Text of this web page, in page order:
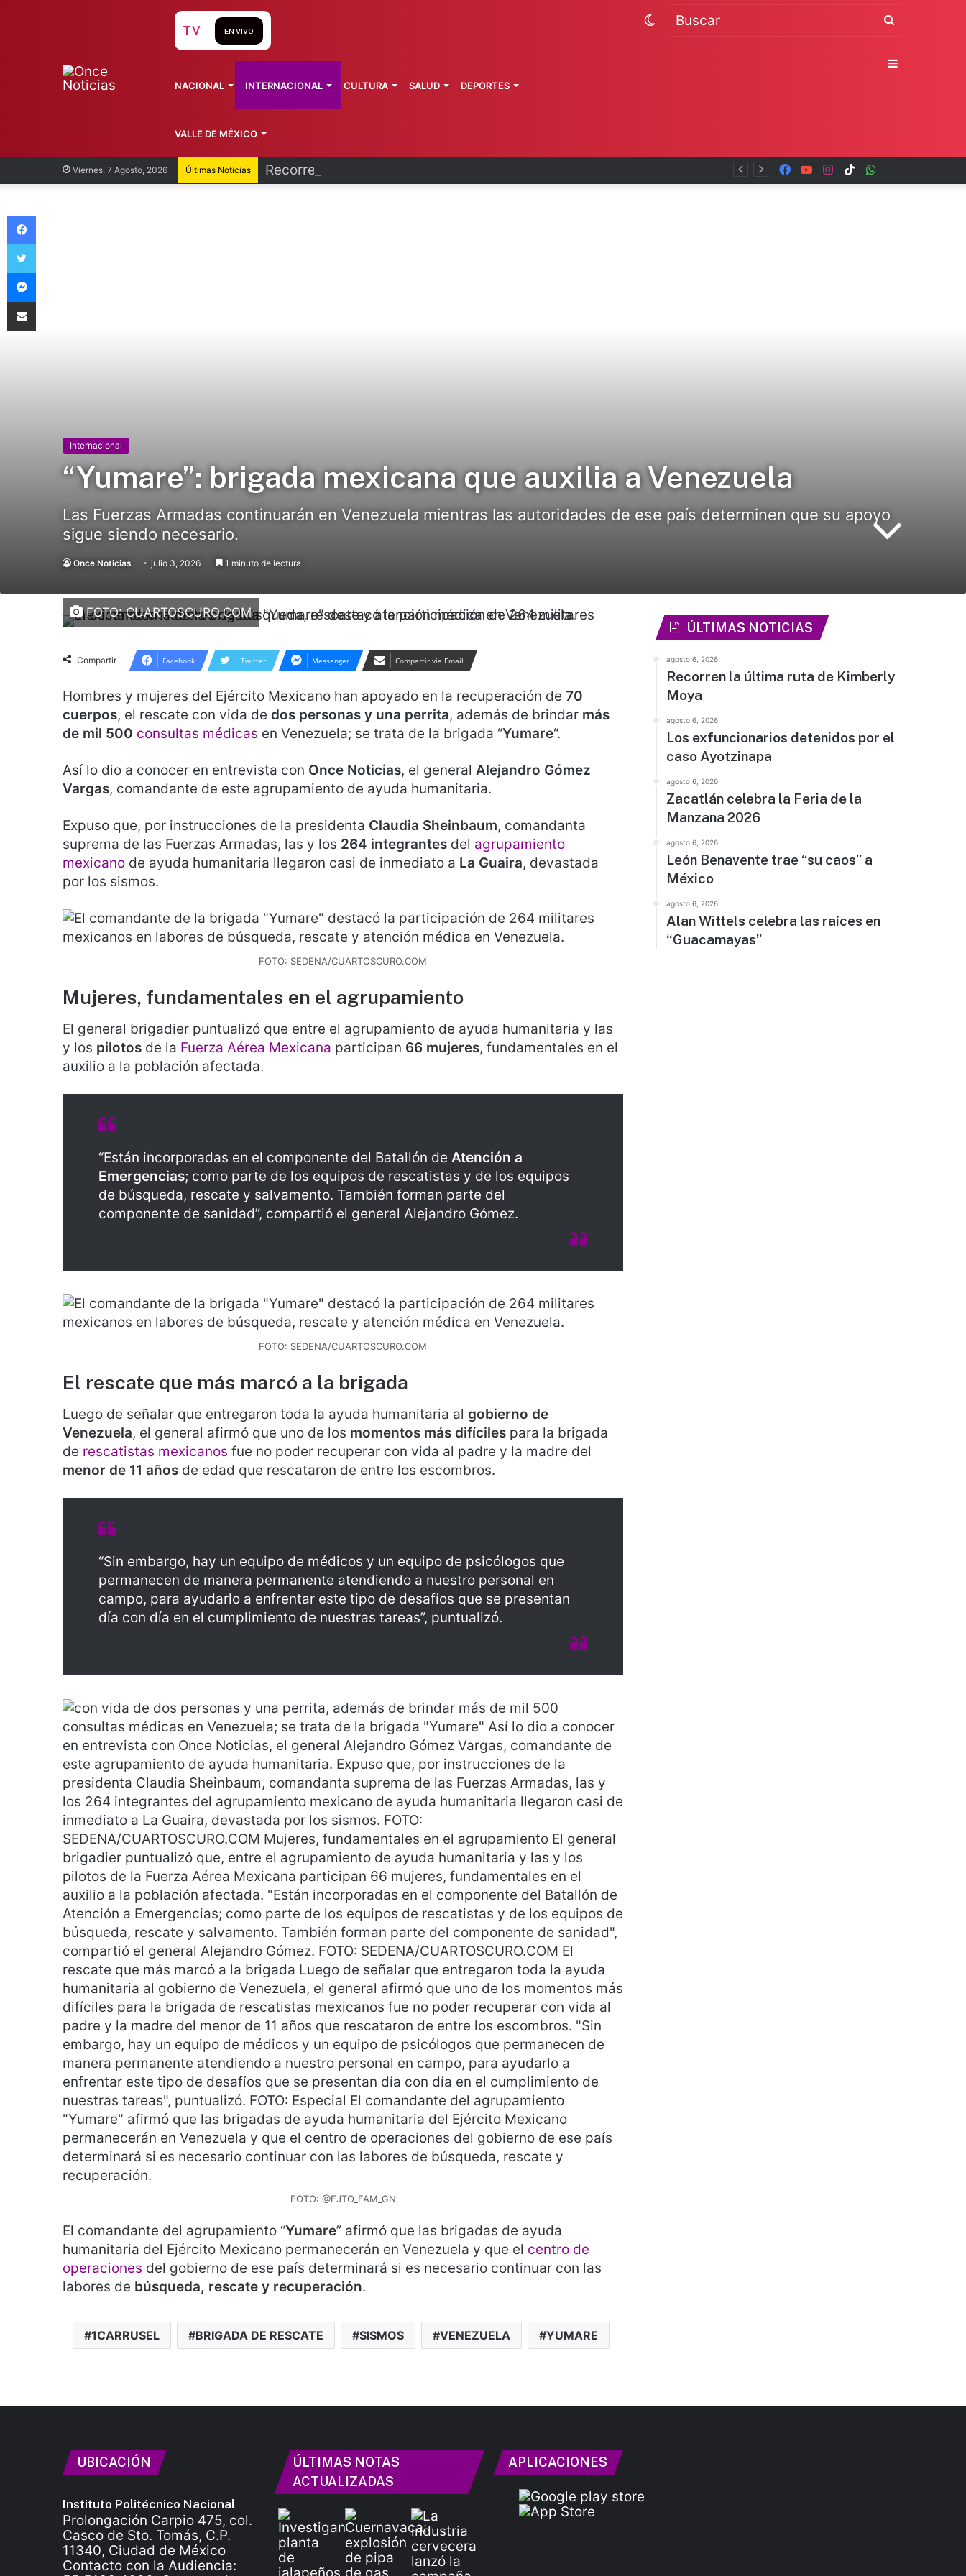
Viernes, 7 Agosto, 2026 Últimas Noticias Recorren la última ruta de Kimberly Moya TikTok
Instagram
YouTube
Facebook
TV EN VIVO
NACIONAL INTERNACIONAL CULTURA SALUD DEPORTES
VALLE DE MÉXICO
Buscar
Switch
Sidebar
Internacional
“Yumare”: brigada mexicana que auxilia a Venezuela
Las Fuerzas Armadas continuarán en Venezuela mientras las autoridades de ese país determinen que su apoyo
sigue siendo necesario.
Once Noticias julio 3, 2026 1 minuto de lectura
FOTO: CUARTOSCURO.COM
Compartir Facebook Twitter Messenger Compartir vía Email
Hombres y mujeres del Ejército Mexicano han apoyado en la recuperación de 70
cuerpos, el rescate con vida de dos personas y una perrita, además de brindar más
de mil 500 consultas médicas en Venezuela; se trata de la brigada “Yumare“.
Así lo dio a conocer en entrevista con Once Noticias, el general Alejandro Gómez
Vargas, comandante de este agrupamiento de ayuda humanitaria.
Expuso que, por instrucciones de la presidenta Claudia Sheinbaum, comandanta
suprema de las Fuerzas Armadas, las y los 264 integrantes del agrupamiento
mexicano de ayuda humanitaria llegaron casi de inmediato a La Guaira, devastada
por los sismos.
FOTO: SEDENA/CUARTOSCURO.COM
Mujeres, fundamentales en el agrupamiento
El general brigadier puntualizó que entre el agrupamiento de ayuda humanitaria y las
y los pilotos de la Fuerza Aérea Mexicana participan 66 mujeres, fundamentales en el
auxilio a la población afectada.
“Están incorporadas en el componente del Batallón de Atención a
Emergencias; como parte de los equipos de rescatistas y de los equipos
de búsqueda, rescate y salvamento. También forman parte del
componente de sanidad”, compartió el general Alejandro Gómez.
FOTO: SEDENA/CUARTOSCURO.COM
El rescate que más marcó a la brigada
Luego de señalar que entregaron toda la ayuda humanitaria al gobierno de
Venezuela, el general afirmó que uno de los momentos más difíciles para la brigada
de rescatistas mexicanos fue no poder recuperar con vida al padre y la madre del
menor de 11 años de edad que rescataron de entre los escombros.
“Sin embargo, hay un equipo de médicos y un equipo de psicólogos que
permanecen de manera permanente atendiendo a nuestro personal en
campo, para ayudarlo a enfrentar este tipo de desafíos que se presentan
día con día en el cumplimiento de nuestras tareas”, puntualizó.
FOTO: @EJTO_FAM_GN
El comandante del agrupamiento “Yumare” afirmó que las brigadas de ayuda
humanitaria del Ejército Mexicano permanecerán en Venezuela y que el centro de
operaciones del gobierno de ese país determinará si es necesario continuar con las
labores de búsqueda, rescate y recuperación.
1CARRUSEL BRIGADA DE RESCATE SISMOS VENEZUELA YUMARE
ÚLTIMAS NOTICIAS
agosto 6, 2026
Recorren la última ruta de Kimberly
Moya
agosto 6, 2026
Los exfuncionarios detenidos por el
caso Ayotzinapa
agosto 6, 2026
Zacatlán celebra la Feria de la
Manzana 2026
agosto 6, 2026
León Benavente trae “su caos” a
México
agosto 6, 2026
Alan Wittels celebra las raíces en
“Guacamayas”
UBICACIÓN
Instituto Politécnico Nacional
Prolongación Carpio 475, col.
Casco de Sto. Tomás, C.P.
11340, Ciudad de México
Contacto con la Audiencia:
ÚLTIMAS NOTAS
ACTUALIZADAS
APLICACIONES
Facebook
Twitter
Messenger
Compartir vía Email